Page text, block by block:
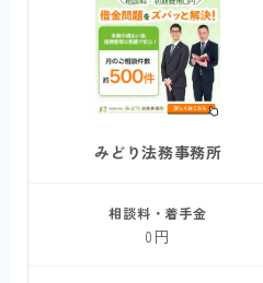
みどり法務事務所
相談料・着手金
0円